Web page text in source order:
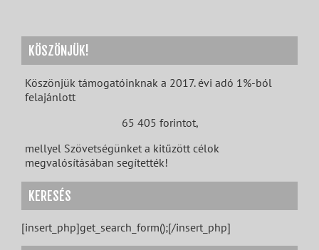
KÖSZÖNJÜK!
Köszönjük támogatóinknak a 2017. évi adó 1%-ból
felajánlott
65 405 forintot,
mellyel Szövetségünket a kitűzött célok
megvalósításában segítették!
KERESÉS
[insert_php]get_search_form();[/insert_php]